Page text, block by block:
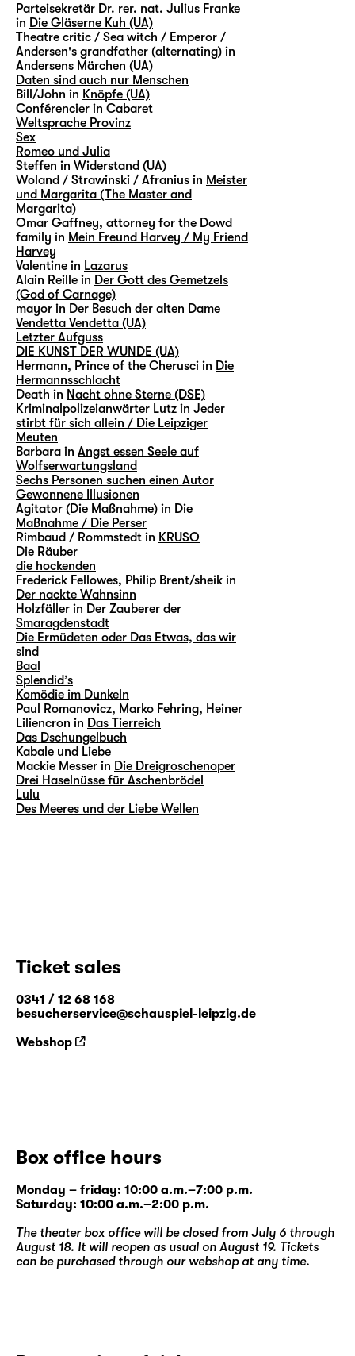
Parteisekretär Dr. rer. nat. Julius Franke
in Die Gläserne Kuh (UA)
Theatre critic / Sea witch / Emperor /
Andersen's grandfather (alternating) in
Andersens Märchen (UA)
Daten sind auch nur Menschen
Bill/John in Knöpfe (UA)
Conférencier in Cabaret
Weltsprache Provinz
Sex
Romeo und Julia
Steffen in Widerstand (UA)
Woland / Strawinski / Afranius in Meister
und Margarita (The Master and
Margarita)
Omar Gaffney, attorney for the Dowd
family in Mein Freund Harvey / My Friend
Harvey
Valentine in Lazarus
Alain Reille in Der Gott des Gemetzels
(God of Carnage)
mayor in Der Besuch der alten Dame
Vendetta Vendetta (UA)
Letzter Aufguss
DIE KUNST DER WUNDE (UA)
Hermann, Prince of the Cherusci in Die
Hermannsschlacht
Death in Nacht ohne Sterne (DSE)
Kriminalpolizeianwärter Lutz in Jeder
stirbt für sich allein / Die Leipziger
Meuten
Barbara in Angst essen Seele auf
Wolfserwartungsland
Sechs Personen suchen einen Autor
Gewonnene Illusionen
Agitator (Die Maßnahme) in Die
Maßnahme / Die Perser
Rimbaud / Rommstedt in KRUSO
Die Räuber
die hockenden
Frederick Fellowes, Philip Brent/sheik in
Der nackte Wahnsinn
Holzfäller in Der Zauberer der
Smaragdenstadt
Die Ermüdeten oder Das Etwas, das wir
sind
Baal
Splendid’s
Komödie im Dunkeln
Paul Romanovicz, Marko Fehring, Heiner
Liliencron in Das Tierreich
Das Dschungelbuch
Kabale und Liebe
Mackie Messer in Die Dreigroschenoper
Drei Haselnüsse für Aschenbrödel
Lulu
Des Meeres und der Liebe Wellen
Ticket sales
0341 / 12 68 168
besucherservice@schauspiel-leipzig.de
Webshop
Box office hours
Monday – friday: 10:00 a.m.–7:00 p.m.
Saturday: 10:00 a.m.–2:00 p.m.
The theater box office will be closed from July 6 through
August 18. It will reopen as usual on August 19. Tickets
can be purchased through our webshopat any time.